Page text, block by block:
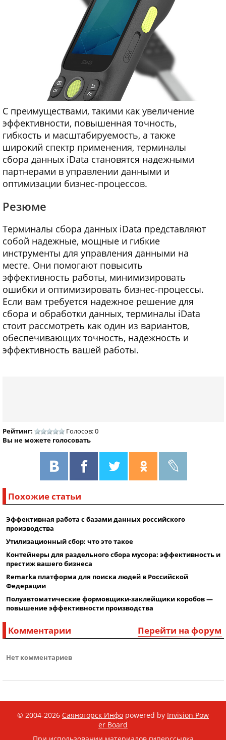
С преимуществами, такими как увеличение
эффективности, повышенная точность,
гибкость и масштабируемость, а также
широкий спектр применения, терминалы
сбора данных iData становятся надежными
партнерами в управлении данными и
оптимизации бизнес-процессов.
Резюме
Терминалы сбора данных iData представляют
собой надежные, мощные и гибкие
инструменты для управления данными на
месте. Они помогают повысить
эффективность работы, минимизировать
ошибки и оптимизировать бизнес-процессы.
Если вам требуется надежное решение для
сбора и обработки данных, терминалы iData
стоит рассмотреть как один из вариантов,
обеспечивающих точность, надежность и
эффективность вашей работы.
Рейтинг:
Голосов: 0
Вы не можете голосовать
Похожие статьи
Эффективная работа с базами данных российского
производства
Утилизационный сбор: что это такое
Контейнеры для раздельного сбора мусора: эффективность и
престиж вашего бизнеса
Remarka платформа для поиска людей в Российской
Федерации
Полуавтоматические формовщики-заклейщики коробов —
повышение эффективности производства
Перейти на форум
Комментарии
Нет комментариев
© 2004-2026 Саяногорск Инфо powered by Invision Pow
er Board